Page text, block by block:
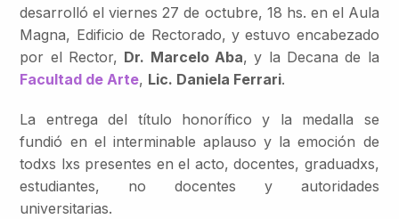
desarrolló el viernes 27 de octubre, 18 hs. en el Aula
Magna, Edificio de Rectorado, y estuvo encabezado
por el Rector, Dr. Marcelo Aba, y la Decana de la
Facultad de Arte, Lic. Daniela Ferrari.
La entrega del título honorífico y la medalla se
fundió en el interminable aplauso y la emoción de
todxs lxs presentes en el acto, docentes, graduadxs,
estudiantes, no docentes y autoridades
universitarias.